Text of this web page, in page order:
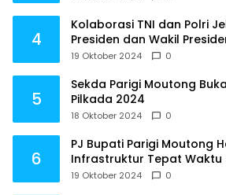
4
Kolaborasi TNI dan Polri
Presiden dan Wakil
19 Oktober 2024 0
5
Sekda Parigi Moutong
Pilkada 2024
18 Oktober 2024 0
6
PJ Bupati Parigi Moutong
Infrastruktur Tepat Waktu
19 Oktober 2024 0